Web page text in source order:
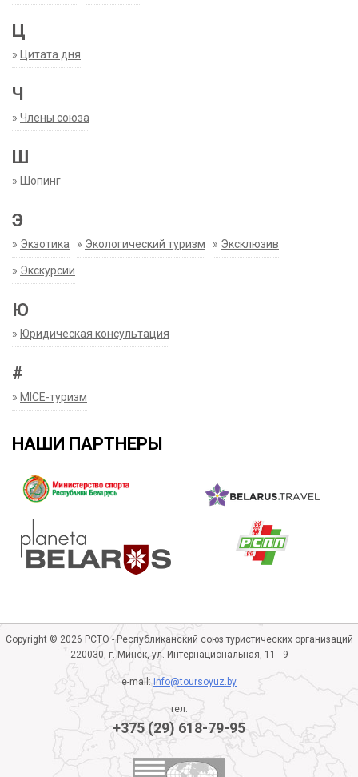
Ц
» Цитата дня
Ч
» Члены союза
Ш
» Шопинг
Э
» Экзотика » Экологический туризм » Эксклюзив
» Экскурсии
Ю
» Юридическая консультация
#
» MICE-туризм
НАШИ ПАРТНЕРЫ
Copyright © 2026 РСТО - Республиканский союз туристических организаций
220030, г. Минск, ул. Интернациональная, 11 - 9
e-mail:info@toursoyuz.by
тел.
+375 (29) 618-79-95